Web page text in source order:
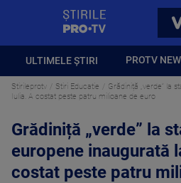
ULTIMELE ȘTIRI PROTV
Stirileprotv Stiri Educatie
Grădiniță „verde” la
Iulia. A costat peste patru milioane de euro
Grădiniță „verde” la
europene inaugurată
costat peste patru